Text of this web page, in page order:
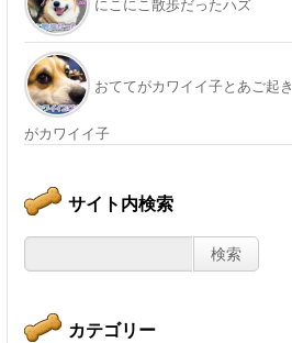
にこにこ散歩だったハズ
おててがカワイイ子とあご起き
がカワイイ子
サイト内検索
カテゴリー